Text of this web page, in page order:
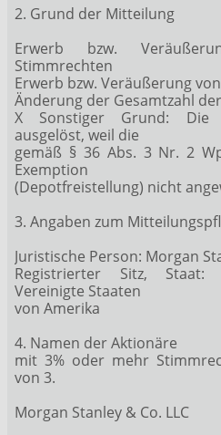
2. Grund der Mitteilung
Erwerb bzw.
Stimmrechten
Erwerb bzw. Veräußerung
Änderung der Gesamtzahl
X Sonstiger Grund: Die
ausgelöst, weil die
gemäß § 36 Abs. 3 Nr. 2
Exemption
(Depotfreistellung) nicht
3. Angaben zum
Juristische Person: Morgan
Registrierter Sitz, Staat:
Vereinigte Staaten
von Amerika
4. Namen der Aktionäre
mit 3% oder mehr
von 3.
Morgan Stanley & Co. LLC